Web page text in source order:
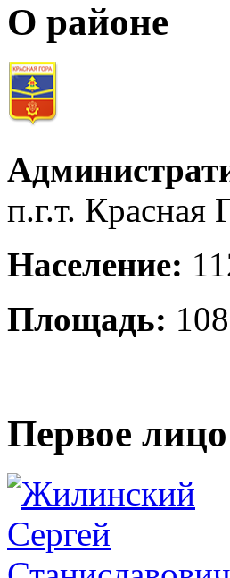
О районе
п.г.т. Красная
Население:
Площадь:
Первое лицо